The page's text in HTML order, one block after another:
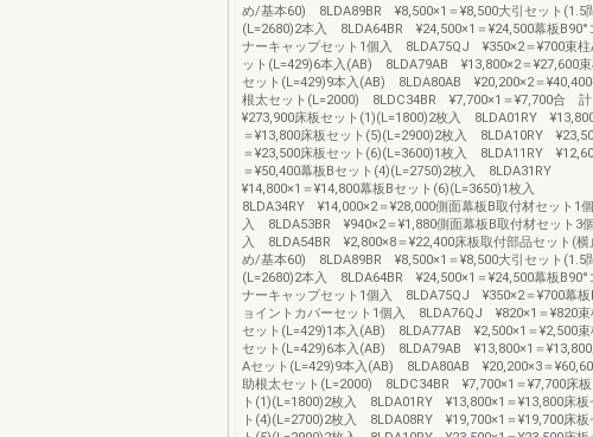
め/基本60) 8LDA89BR ¥8,500×1＝¥8,500大引セット(1.5
(L=2680)2本入 8LDA64BR ¥24,500×1＝¥24,500幕板B90°
ナーキャップセット1個入 8LDA75QJ ¥350×2＝¥700束柱
ット(L=429)6本入(AB) 8LDA79AB ¥13,800×2＝¥27,600
セット(L=429)9本入(AB) 8LDA80AB ¥20,200×2＝¥40,400
根太セット(L=2000) 8LDC34BR ¥7,700×1＝¥7,700合 計
¥273,900床板セット(1)(L=1800)2枚入 8LDA01RY
＝¥13,800床板セット(5)(L=2900)2枚入 8LDA10RY
＝¥23,500床板セット(6)(L=3600)1枚入 8LDA11RY
＝¥50,400幕板Bセット(4)(L=2750)2枚入 8LDA31RY
¥14,800×1＝¥14,800幕板Bセット(6)(L=3650)1枚入
8LDA34RY ¥14,000×2＝¥28,000側面幕板B取付材セット1個
入 8LDA53BR ¥940×2＝¥1,880側面幕板B取付材セット3個
入 8LDA54BR ¥2,800×8＝¥22,400床板取付部品セット(横
め/基本60) 8LDA89BR ¥8,500×1＝¥8,500大引セット(1.5
(L=2680)2本入 8LDA64BR ¥24,500×1＝¥24,500幕板B90°
ナーキャップセット1個入 8LDA75QJ ¥350×2＝¥700幕板
ョイントカバーセット1個入 8LDA76QJ ¥820×1＝¥820束
セット(L=429)1本入(AB) 8LDA77AB ¥2,500×1＝¥2,500束
セット(L=429)6本入(AB) 8LDA79AB ¥13,800×1＝¥13,800
Aセット(L=429)9本入(AB) 8LDA80AB ¥20,200×3＝
助根太セット(L=2000) 8LDC34BR ¥7,700×1＝¥7,700床板
ト(1)(L=1800)2枚入 8LDA01RY ¥13,800×1＝¥13,800床板
ト(4)(L=2700)2枚入 8LDA08RY ¥19,700×1＝¥19,700床板